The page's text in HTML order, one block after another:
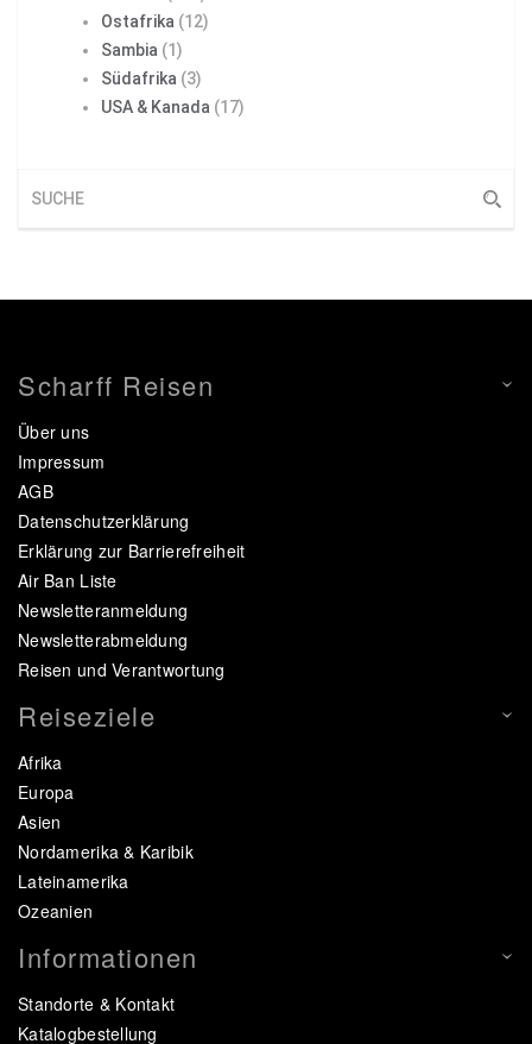
Ostafrika (12)
Sambia (1)
Südafrika (3)
USA & Kanada (17)
Scharff Reisen
Über uns
Impressum
AGB
Datenschutzerklärung
Erklärung zur Barrierefreiheit
Air Ban Liste
Newsletteranmeldung
Newsletterabmeldung
Reisen und Verantwortung
Reiseziele
Afrika
Europa
Asien
Nordamerika & Karibik
Lateinamerika
Ozeanien
Informationen
Standorte & Kontakt
Katalogbestellung